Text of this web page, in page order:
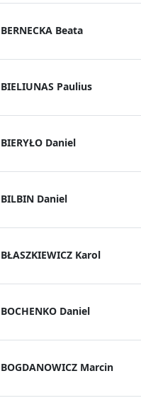
BERNECKA Beata
BIELIUNAS Paulius
BIERYŁO Daniel
BILBIN Daniel
BŁASZKIEWICZ Karol
BOCHENKO Daniel
BOGDANOWICZ Marcin